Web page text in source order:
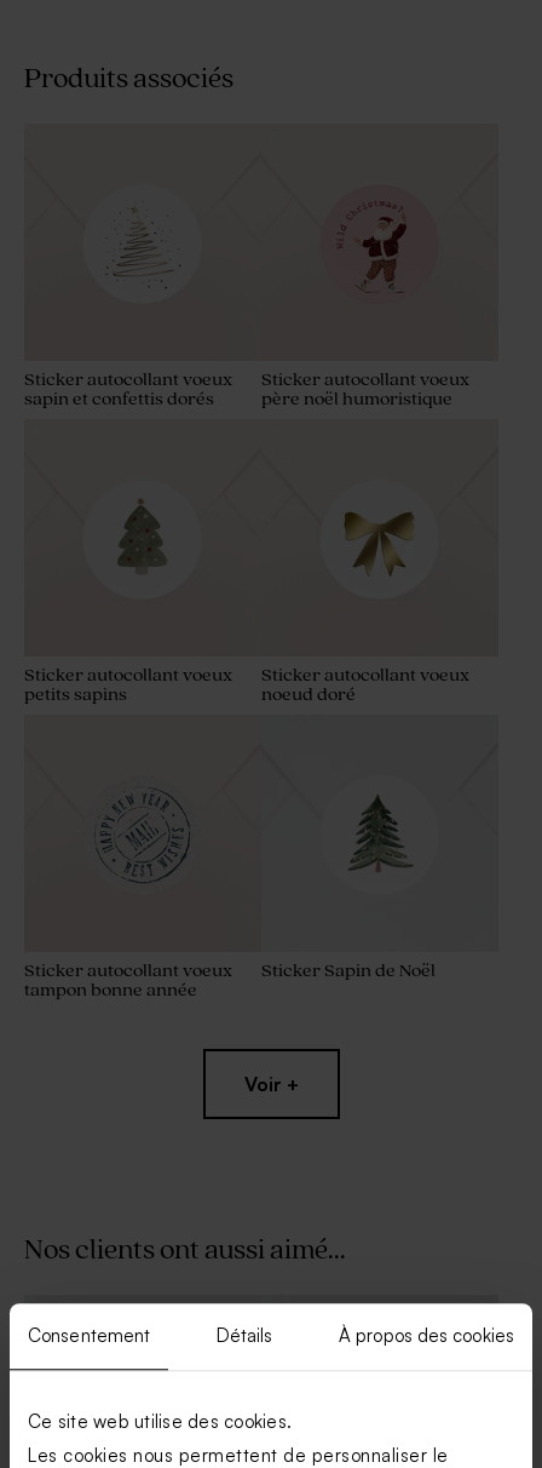
Consentement Détails À propos des cookies
Ce site web utilise des cookies.
Les cookies nous permettent de personnaliser le
Produits associés
Sticker autocollant voeux
sapin et confettis dorés
Sticker autocollant voeux
père noël humoristique
Sticker autocollant voeux
petits sapins
Sticker autocollant voeux
noeud doré
Sticker autocollant voeux
tampon bonne année
Sticker Sapin de Noël
Voir +
Nos clients ont aussi aimé...